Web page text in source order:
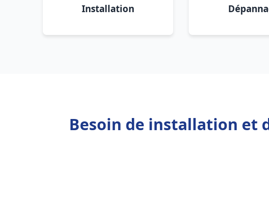
Installation
Besoin de installation et